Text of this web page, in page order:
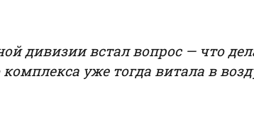
дивизии встал вопрос — что
уже тогда витала в